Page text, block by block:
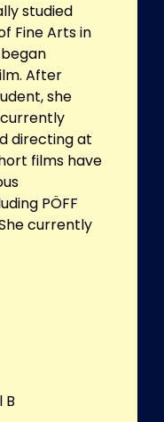
studied
Fine Arts in
After
she
directing at
films have
PÖFF
currently
B